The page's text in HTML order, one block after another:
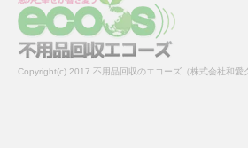
Copyright(c) 2017 不用品回収のエコーズ（株式会社和愛